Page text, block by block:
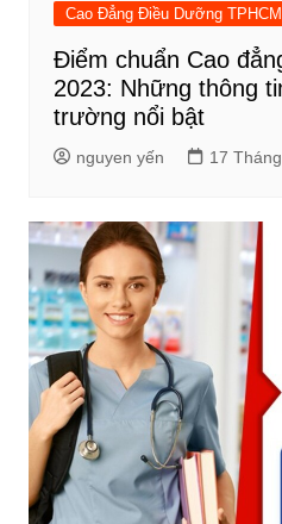
Cao Đẳng Điều Dưỡng TPHCM
Điểm chuẩn Cao
2023: Những thông
trường nổi bật
nguyen yến 17